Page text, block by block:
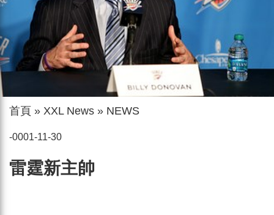
首頁 » XXL News » NEWS
-0001-11-30
雷霆新主帥